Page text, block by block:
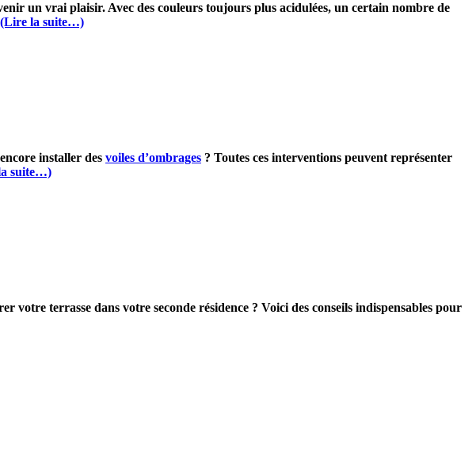
un vrai plaisir. Avec des couleurs toujours plus acidulées, un certain nombre de
(Lire la suite…)
installer des voiles d’ombrages ? Toutes ces interventions peuvent représenter
suite…)
votre terrasse dans votre seconde résidence ? Voici des conseils indispensables pour